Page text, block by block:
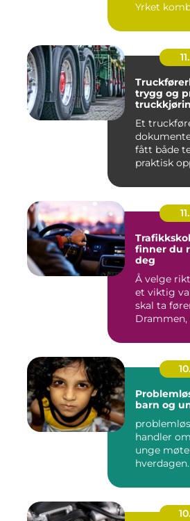
Yrket
Truckførerbevis
trygg og
Et
fått både
praktisk
finner du
deg
Å velge
et viktig
skal ta
Drammen,
barn og
handler
unge